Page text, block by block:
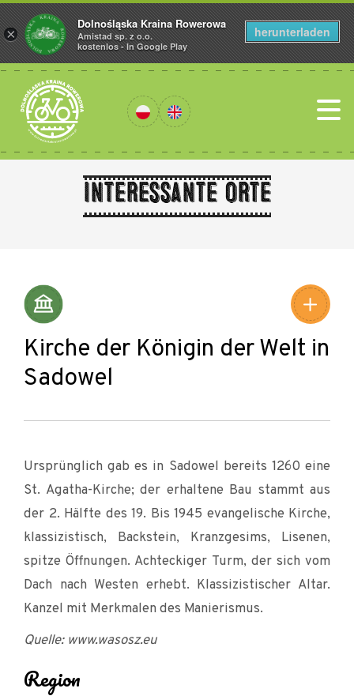
Interessante Orte
Kirche der Königin der Welt in
Sadowel
Ursprünglich gab es in Sadowel bereits 1260 eine
St. Agatha-Kirche; der erhaltene Bau stammt aus
der 2. Hälfte des 19. Bis 1945 evangelische Kirche,
klassizistisch, Backstein, Kranzgesims, Lisenen,
spitze Öffnungen. Achteckiger Turm, der sich vom
Dach nach Westen erhebt. Klassizistischer Altar.
Kanzel mit Merkmalen des Manierismus.
Quelle: www.wasosz.eu
Region
×
Dolnośląska Kraina Rowerowa
Amistad sp. z o.o.
kostenlos - In Google Play
herunterladen